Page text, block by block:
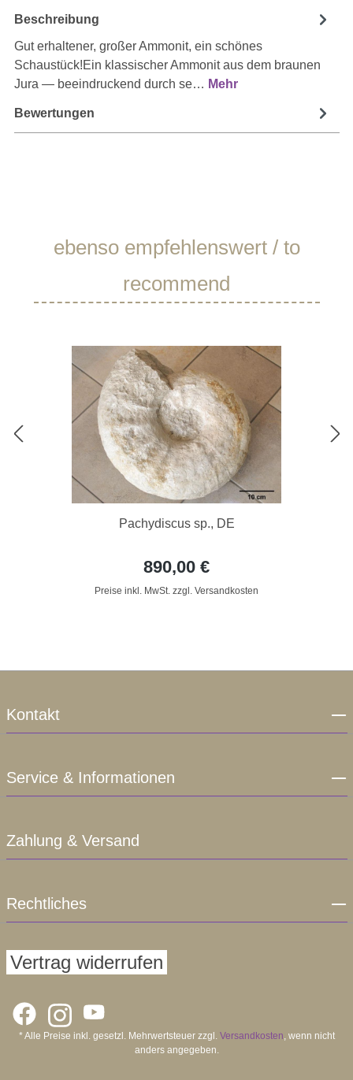
Beschreibung
Gut erhaltener, großer Ammonit, ein schönes
Schaustück!Ein klassischer Ammonit aus dem braunen
Jura — beeindruckend durch se… Mehr
Bewertungen
Produktgalerie überspringen
ebenso empfehlenswert / to
recommend
Pachydiscus sp., DE
890,00 €
Preise inkl. MwSt. zzgl. Versandkosten
Kontakt
Service & Informationen
Zahlung & Versand
Rechtliches
Vertrag widerrufen
* Alle Preise inkl. gesetzl. Mehrwertsteuer zzgl. Versandkosten, wenn nicht
anders angegeben.